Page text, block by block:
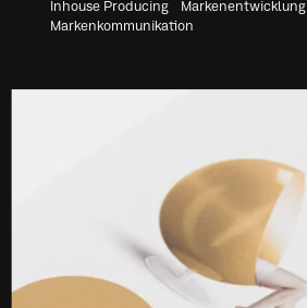
Inhouse Producing
Markenentwicklung
Markenkommunikation